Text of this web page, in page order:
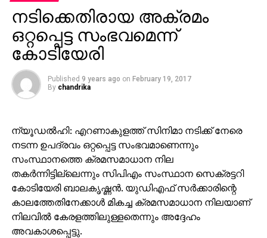
നടിക്കെതിരായ അക്രമം
ഒറ്റപ്പെട്ട സംഭവമെന്ന്
കോടിയേരി
Published 9 years ago on February 19, 2017
By chandrika
ന്യൂഡല്‍ഹി: എറണാകുളത്ത് സിനിമാ നടിക്ക് നേരെ
നടന്ന ഉപദ്രവം ഒറ്റപ്പെട്ട സംഭവമാണെന്നും
സംസ്ഥാനത്തെ ക്രമസമാധാന നില
തകര്‍ന്നിട്ടില്ലെന്നും സിപിഎം സംസ്ഥാന സെക്രട്ടറി
കോടിയേരി ബാലകൃഷ്ണന്‍. യുഡിഎഫ് സര്‍ക്കാരിന്റെ
കാലത്തേതിനേക്കാള്‍ മികച്ച ക്രമസമാധാന നിലയാണ്
നിലവില്‍ കേരളത്തിലുള്ളതെന്നും അദ്ദേഹം
അവകാശപ്പെട്ടു.